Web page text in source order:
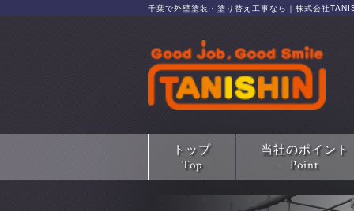
千葉で外壁塗装・塗り替え工事なら｜株式会社
トップ
Top
当社のポイント
Point